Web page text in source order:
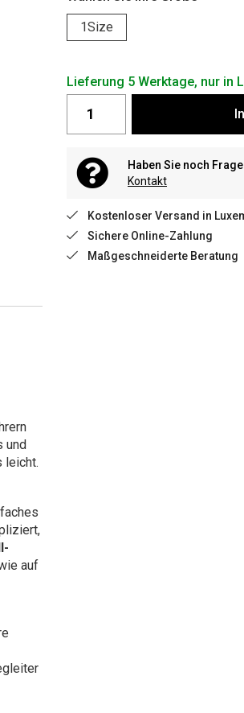
1Size
Lieferung 5 Werktage, nur in
Haben Sie noch
Kontakt
Kostenloser Versand in
Sichere Online-Zahlung
Maßgeschneiderte Beratung
und
leicht.
auf